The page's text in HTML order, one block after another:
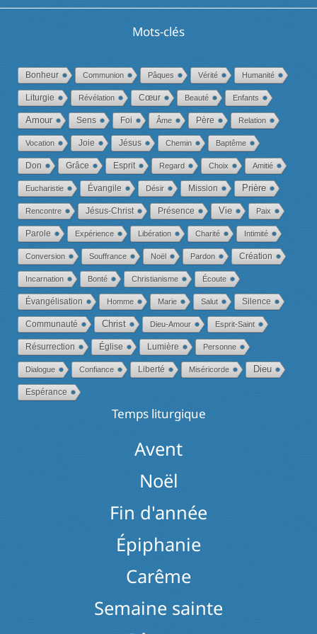
Mots-clés
Bonheur Communion Pâques Vérité Humanité
Liturgie Révélation Cœur Beauté Enfants
Amour Sens Foi Âme Père Relation
Vocation Joie Jésus Chemin Baptême
Don Grâce Esprit Regard Choix Amitié
Eucharistie Évangile Désir Mission Prière
Rencontre Jésus-Christ Présence Vie Paix
Parole Expérience Libération Charité Intimité
Conversion Souffrance Noël Pardon Création
Incarnation Bonté Christianisme Écoute
Évangélisation Homme Marie Salut Silence
Communauté Christ Dieu-Amour Esprit-Saint
Résurrection Église Lumière Personne
Dialogue Confiance Liberté Miséricorde Dieu
Espérance
Temps liturgique
Avent
Noël
Fin d'année
Épiphanie
Carême
Semaine sainte